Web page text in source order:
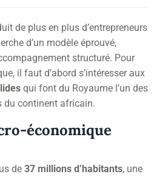
de plus en plus d’entrepreneurs
d’un modèle éprouvé,
structuré. Pour
il faut d’abord s’intéresser aux
qui font du Royaume l’un des
du continent africain.
économique
de 37 millions d’habitants, une